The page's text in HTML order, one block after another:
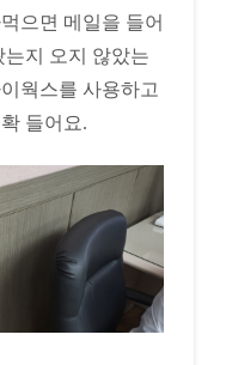
으면 메일을 들어
지 오지 않았는
웍스를 사용하고
들어요.